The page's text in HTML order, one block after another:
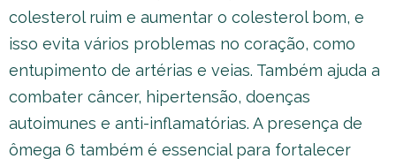
colesterol ruim e aumentar o colesterol bom, e
isso evita vários problemas no coração, como
entupimento de artérias e veias. Também ajuda a
combater câncer, hipertensão, doenças
autoimunes e anti-inflamatórias. A presença de
ômega 6 também é essencial para fortalecer